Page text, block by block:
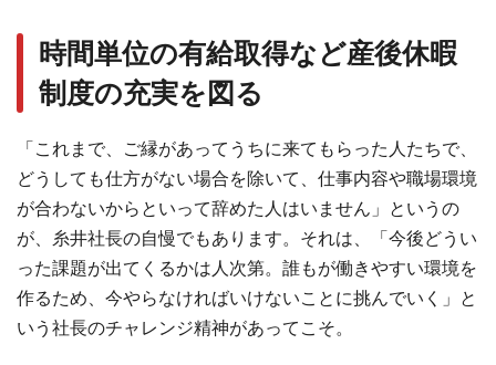
時間単位の有給取得など産後休暇
制度の充実を図る
「これまで、ご縁があってうちに来てもらった人たちで、
どうしても仕方がない場合を除いて、仕事内容や職場環境
が合わないからといって辞めた人はいません」というの
が、糸井社長の自慢でもあります。それは、「今後どうい
った課題が出てくるかは人次第。誰もが働きやすい環境を
作るため、今やらなければいけないことに挑んでいく」と
いう社長のチャレンジ精神があってこそ。